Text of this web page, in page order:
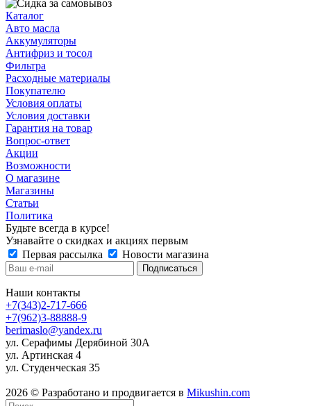
Каталог
Авто масла
Аккумуляторы
Антифриз и тосол
Фильтра
Расходные материалы
Покупателю
Условия оплаты
Условия доставки
Гарантия на товар
Вопрос-ответ
Акции
Возможности
О магазине
Магазины
Статьи
Политика
Будьте всегда в курсе!
Узнавайте о скидках и акциях первым
Первая рассылка
Новости магазина
Наши контакты
+7(343)2-717-666
+7(962)3-88888-9
berimaslo@yandex.ru
ул. Серафимы Дерябиной 30А
ул. Артинская 4
ул. Студенческая 35
2026 © Разработано и продвигается в Mikushin.com